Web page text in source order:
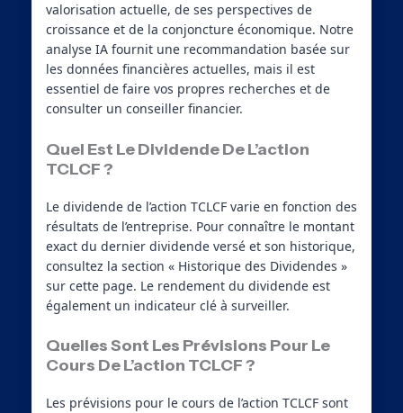
valorisation actuelle, de ses perspectives de
croissance et de la conjoncture économique. Notre
analyse IA fournit une recommandation basée sur
les données financières actuelles, mais il est
essentiel de faire vos propres recherches et de
consulter un conseiller financier.
Quel Est Le Dividende De L’action
TCLCF ?
Le dividende de l’action TCLCF varie en fonction des
résultats de l’entreprise. Pour connaître le montant
exact du dernier dividende versé et son historique,
consultez la section « Historique des Dividendes »
sur cette page. Le rendement du dividende est
également un indicateur clé à surveiller.
Quelles Sont Les Prévisions Pour Le
Cours De L’action TCLCF ?
Les prévisions pour le cours de l’action TCLCF sont